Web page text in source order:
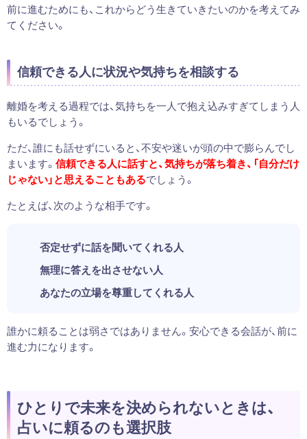
前に進むためにも、これからどう生きていきたいのかを考えてみ
てください。
信頼できる人に状況や気持ちを相談する
離婚を考える過程では、気持ちを一人で抱え込みすぎてしまう人
もいるでしょう。
ただ、誰にも話せずにいると、不安や迷いが頭の中で膨らんでし
まいます。 信頼できる人に話すと、気持ちが落ち着き、「自分だけ
じゃない」と思えることもあるでしょう。
たとえば、次のような相手です。
否定せずに話を聞いてくれる人
無理に答えを出させない人
あなたの立場を尊重してくれる人
誰かに頼ることは弱さではありません。安心できる会話が、前に
進む力になります。
ひとりで未来を決められないときは、
占いに頼るのも選択肢